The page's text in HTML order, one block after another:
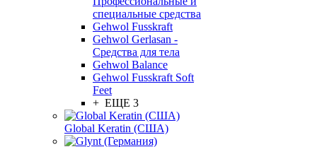
специальные средства
Gehwol Fusskraft
Gehwol Gerlasan -
Средства для тела
Gehwol Balance
Gehwol Fusskraft Soft
Feet
+ ЕЩЕ 3
Global Keratin (США)